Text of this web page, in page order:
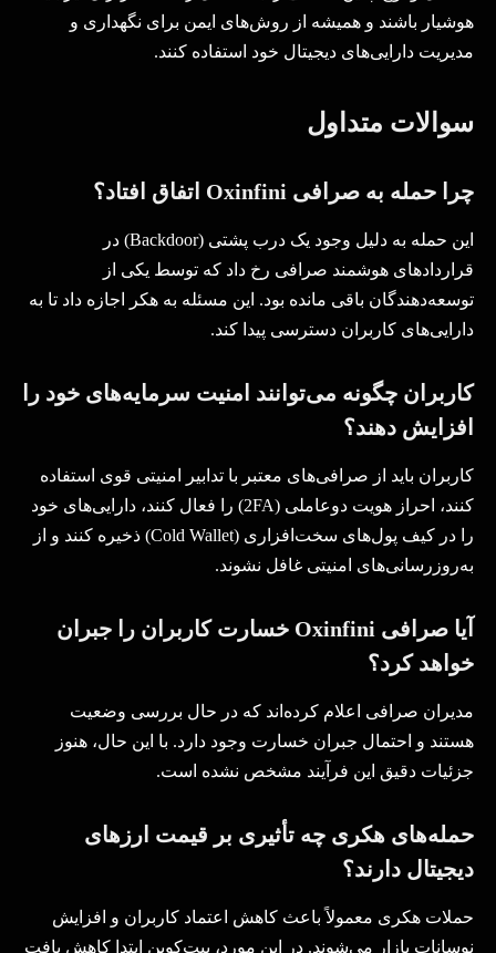
هوشیار باشند و همیشه از روش‌های ایمن برای نگهداری و
مدیریت دارایی‌های دیجیتال خود استفاده کنند.
سوالات متداول
چرا حمله به صرافی Oxinfini اتفاق افتاد؟
این حمله به دلیل وجود یک درب پشتی (Backdoor) در
قراردادهای هوشمند صرافی رخ داد که توسط یکی از
توسعه‌دهندگان باقی مانده بود. این مسئله به هکر اجازه داد تا به
دارایی‌های کاربران دسترسی پیدا کند.
کاربران چگونه می‌توانند امنیت سرمایه‌های خود را
افزایش دهند؟
کاربران باید از صرافی‌های معتبر با تدابیر امنیتی قوی استفاده
کنند، احراز هویت دوعاملی (2FA) را فعال کنند، دارایی‌های خود
را در کیف پول‌های سخت‌افزاری (Cold Wallet) ذخیره کنند و از
به‌روزرسانی‌های امنیتی غافل نشوند.
آیا صرافی Oxinfini خسارت کاربران را جبران
خواهد کرد؟
مدیران صرافی اعلام کرده‌اند که در حال بررسی وضعیت
هستند و احتمال جبران خسارت وجود دارد. با این حال، هنوز
جزئیات دقیق این فرآیند مشخص نشده است.
حمله‌های هکری چه تأثیری بر قیمت ارزهای
دیجیتال دارند؟
حملات هکری معمولاً باعث کاهش اعتماد کاربران و افزایش
نوسانات بازار می‌شوند. در این مورد، بیت‌کوین ابتدا کاهش یافت